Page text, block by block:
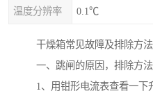
温度分辨率 0.1℃
干燥箱常见故障及排除方法
一、跳闸的原因，排除方法
1、用钳形电流表查看一